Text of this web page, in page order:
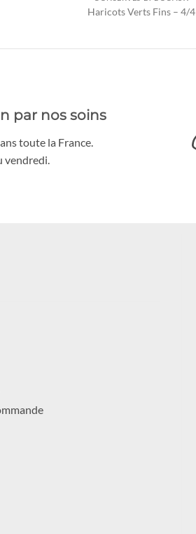
Haricots Verts Fins – 4/4
par nos soins
toute la France.
vendredi.